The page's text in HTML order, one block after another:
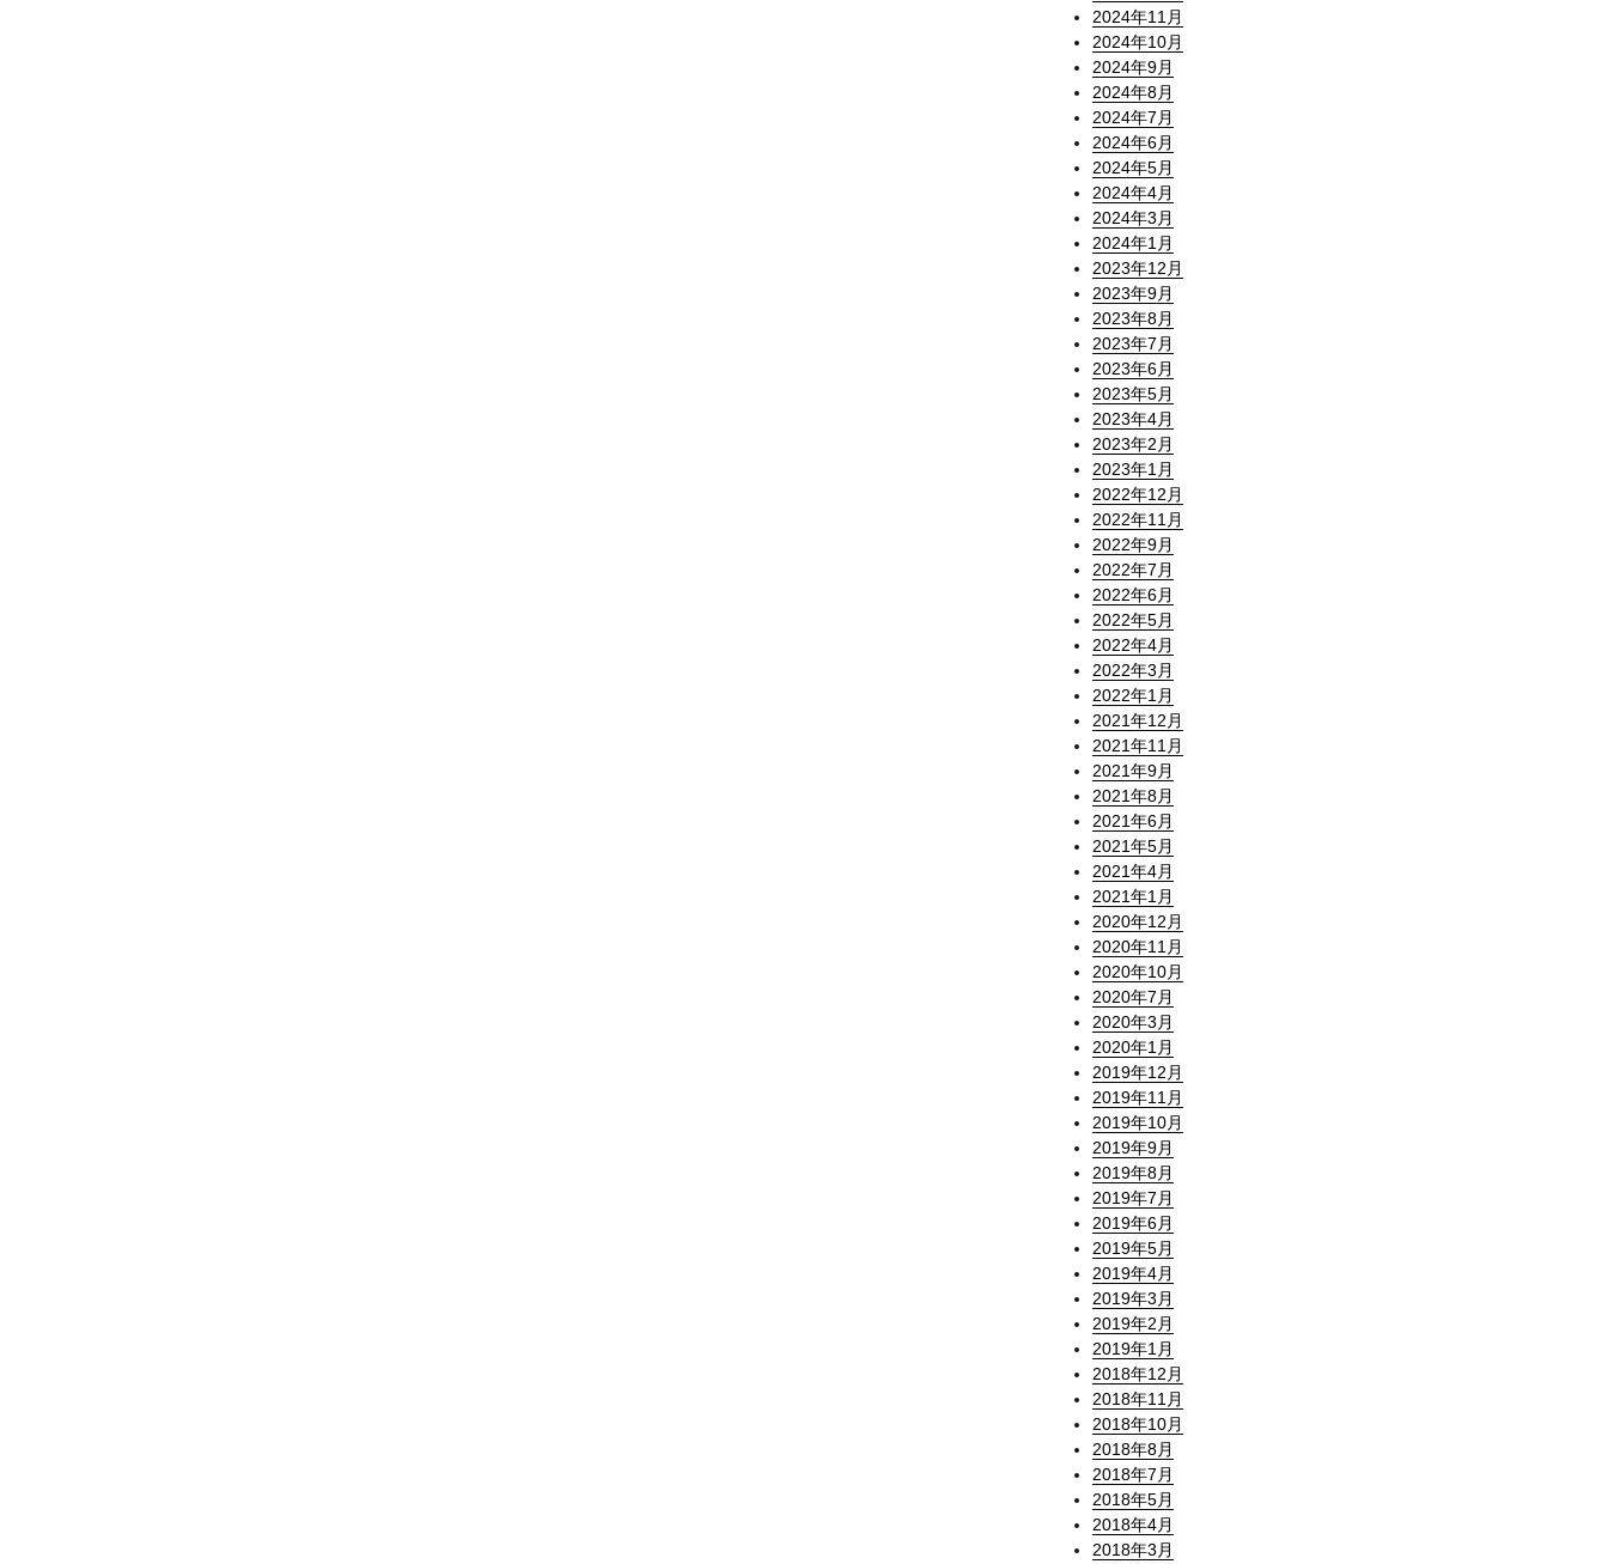
2024年11月
2024年10月
2024年9月
2024年8月
2024年7月
2024年6月
2024年5月
2024年4月
2024年3月
2024年1月
2023年12月
2023年9月
2023年8月
2023年7月
2023年6月
2023年5月
2023年4月
2023年2月
2023年1月
2022年12月
2022年11月
2022年9月
2022年7月
2022年6月
2022年5月
2022年4月
2022年3月
2022年1月
2021年12月
2021年11月
2021年9月
2021年8月
2021年6月
2021年5月
2021年4月
2021年1月
2020年12月
2020年11月
2020年10月
2020年7月
2020年3月
2020年1月
2019年12月
2019年11月
2019年10月
2019年9月
2019年8月
2019年7月
2019年6月
2019年5月
2019年4月
2019年3月
2019年2月
2019年1月
2018年12月
2018年11月
2018年10月
2018年8月
2018年7月
2018年5月
2018年4月
2018年3月